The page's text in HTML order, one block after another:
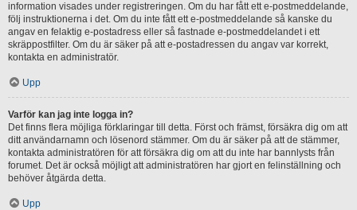
information visades under registreringen. Om du har fått ett e-postmeddelande,
följ instruktionerna i det. Om du inte fått ett e-postmeddelande så kanske du
angav en felaktig e-postadress eller så fastnade e-postmeddelandet i ett
skräppostfilter. Om du är säker på att e-postadressen du angav var korrekt,
kontakta en administratör.
Upp
Varför kan jag inte logga in?
Det finns flera möjliga förklaringar till detta. Först och främst, försäkra dig om att
ditt användarnamn och lösenord stämmer. Om du är säker på att de stämmer,
kontakta administratören för att försäkra dig om att du inte har bannlysts från
forumet. Det är också möjligt att administratören har gjort en felinställning och
behöver åtgärda detta.
Upp